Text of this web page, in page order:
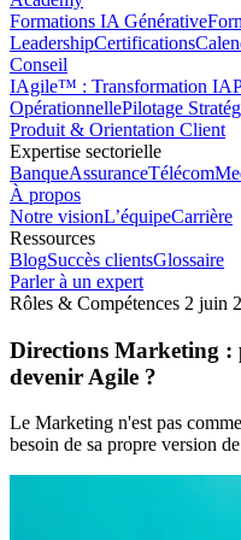
Formations IA Générative
LeadershipCertifications
Conseil
IAgile™ : Transformation IA
OpérationnellePilotage
Produit & Orientation Client
Expertise sectorielle
BanqueAssuranceTélécom
À propos
Notre visionL’équipeCarrière
Ressources
BlogSuccès clientsGlossaire
Parler à un expert
Rôles & Compétences 2 juin
Directions Marketing :
devenir Agile ?
Le Marketing n'est pas
besoin de sa propre version